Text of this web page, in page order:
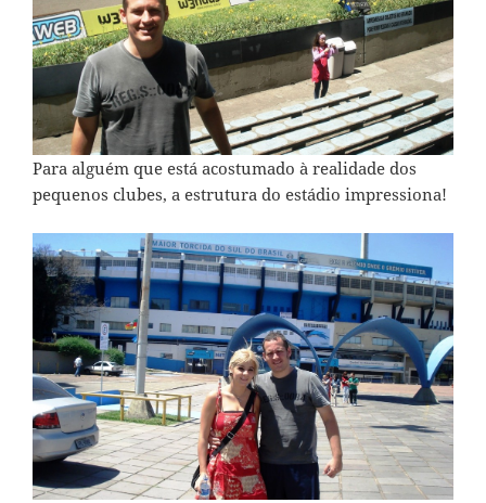
Para alguém que está acostumado à realidade dos
pequenos clubes, a estrutura do estádio impressiona!